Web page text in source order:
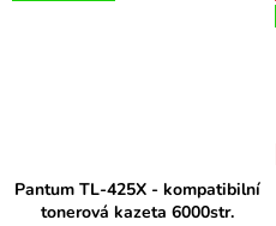
Pantum TL-425X - kompatibilní
tonerová kazeta 6000str.